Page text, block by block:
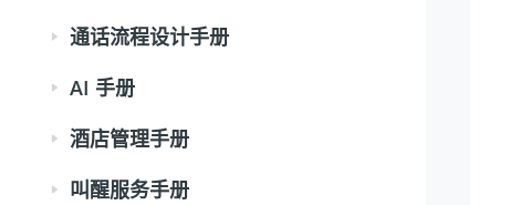
通话流程设计手册
AI 手册
酒店管理手册
叫醒服务手册